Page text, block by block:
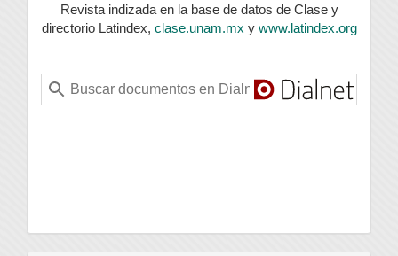
Revista indizada en la base de datos de Clase y
directorio Latindex, clase.unam.mx y www.latindex.org